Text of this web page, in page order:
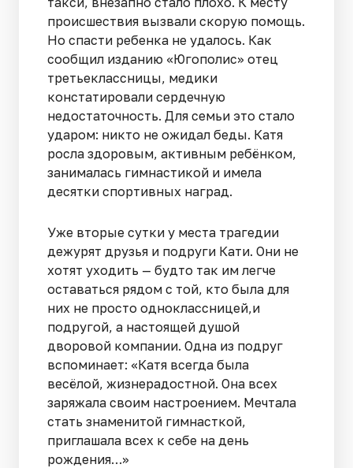
происшествия вызвали скорую помощь.
Но спасти ребенка не удалось. Как
сообщил изданию «Югополис» отец
третьеклассницы, медики
констатировали сердечную
недостаточность. Для семьи это стало
ударом: никто не ожидал беды. Катя
росла здоровым, активным ребёнком,
занималась гимнастикой и имела
десятки спортивных наград.
Уже вторые сутки у места трагедии
дежурят друзья и подруги Кати. Они не
хотят уходить — будто так им легче
оставаться рядом с той, кто была для
них не просто одноклассницей,и
подругой, а настоящей душой
дворовой компании. Одна из подруг
вспоминает: «Катя всегда была
весёлой, жизнерадостной. Она всех
заряжала своим настроением. Мечтала
стать знаменитой гимнасткой,
приглашала всех к себе на день
рождения…»